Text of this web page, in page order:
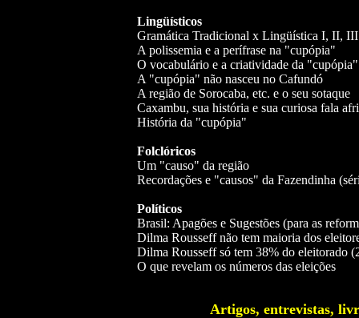
Lingüísticos
Gramática Tradicional x Lingüística I, II,
A polissemia e a perífrase na "cupópia"
O vocabulário e a criatividade da "cupópia"
A "cupópia" não nasceu no Cafundó
A região de Sorocaba, etc. e o seu sotaque
Caxambu, sua história e sua curiosa fala
História da "cupópia"
Folclóricos
Um "causo" da região
Recordações e "causos" da Fazendinha
Políticos
Brasil: Apagões e Sugestões (para as
Dilma Rousseff não tem maioria dos
Dilma Rousseff só tem 38% do eleitorado
O que revelam os números das eleições
Artigos, entrevistas,